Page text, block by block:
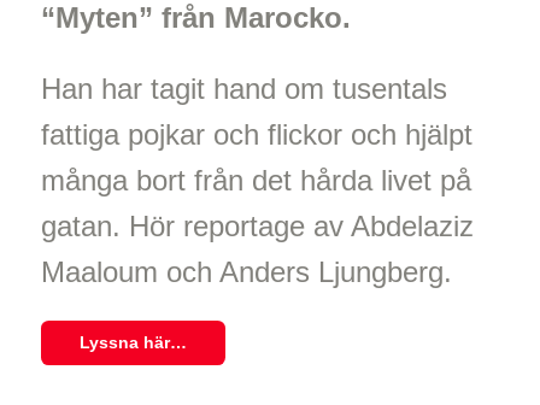
“Myten” från Marocko.
Han har tagit hand om tusentals
fattiga pojkar och flickor och hjälpt
många bort från det hårda livet på
gatan. Hör reportage av Abdelaziz
Maaloum och Anders Ljungberg.
Lyssna här…